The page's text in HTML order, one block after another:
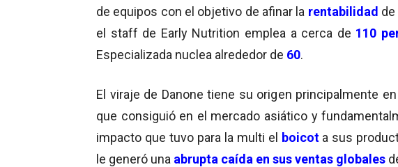
de equipos con el objetivo de afinar la rentabilidad de
el staff de Early Nutrition emplea a cerca de 110
Especializada nuclea alrededor de 60.
El viraje de Danone tiene su origen principalmente
que consiguió en el mercado asiático y
impacto que tuvo para la multi el boicot a sus
le generó una abrupta caída en sus ventas globales